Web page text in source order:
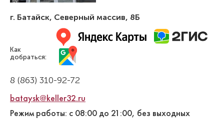
г. Батайск, Северный массив, 8Б
Как
добраться:
8 (863) 310-92-72
bataysk@keller32.ru
Режим работы: с 08:00 до 21:00, без выходных